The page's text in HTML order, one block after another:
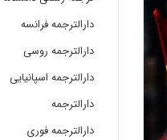
دارالترجمه فرانسه
دارالترجمه روسی
دارالترجمه اسپانیایی
دارالترجمه
دارالترجمه فوری